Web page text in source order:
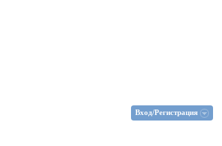
Вход/Регистрация